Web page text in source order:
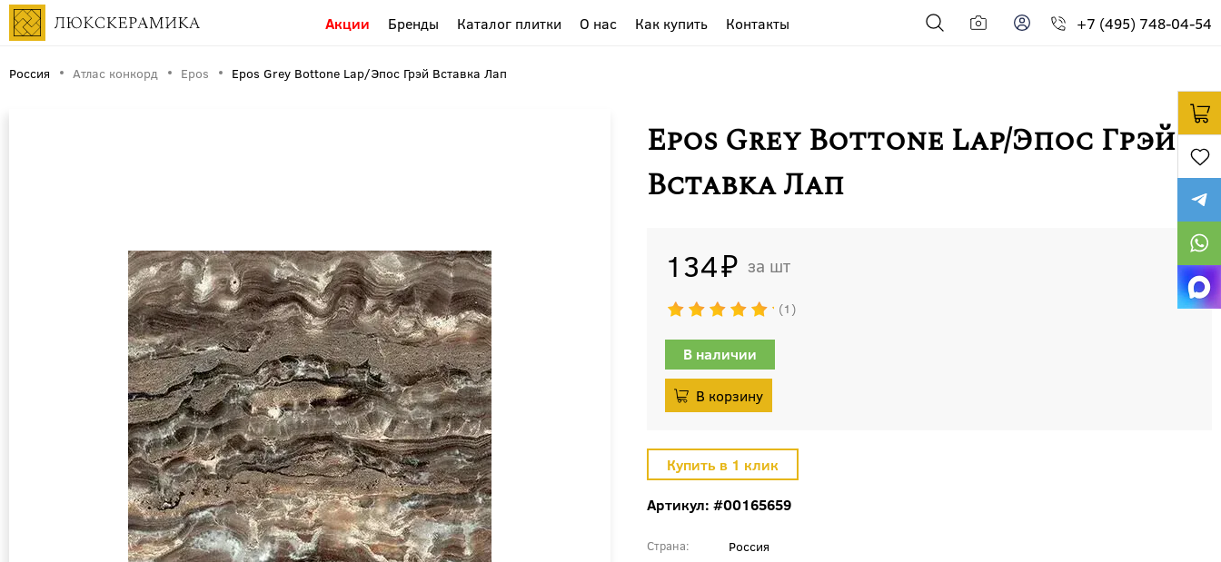
Акции Бренды Каталог плитки О нас Как купить Контакты +7 (495) 748-04-54
Россия Атлас конкорд Epos Epos Grey Bottone Lap/Эпос Грэй Вставка Лап
Epos Grey Bottone Lap/Эпос Грэй
Вставка Лап
134 шт
1
В наличии
Артикул: #00165659
Страна Россия